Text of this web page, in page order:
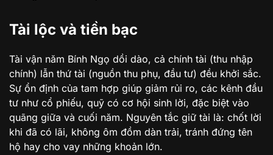
Tài lộc và tiền bạc
Tài vận năm Bính Ngọ dồi dào, cả chính tài (thu nhập
chính) lẫn thứ tài (nguồn thu phụ, đầu tư) đều khởi sắc.
Sự ổn định của tam hợp giúp giảm rủi ro, các kênh đầu
tư như cổ phiếu, quỹ có cơ hội sinh lời, đặc biệt vào
quãng giữa và cuối năm. Nguyên tắc giữ tài là: chốt lời
khi đã có lãi, không ôm đồm dàn trải, tránh đứng tên
hộ hay cho vay những khoản lớn.